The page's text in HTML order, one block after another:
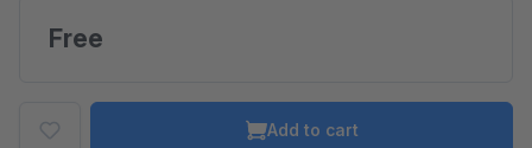
Free
Add to cart